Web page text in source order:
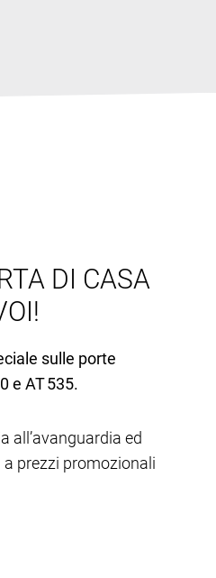
DI CASA
sulle porte
e AT 535.
all’avanguardia ed
prezzi promozionali